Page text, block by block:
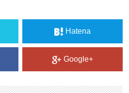
Hatena
Google+